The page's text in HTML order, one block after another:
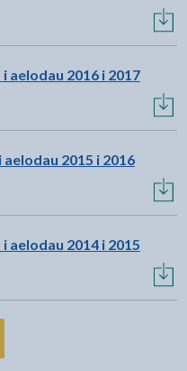
aelodau 2016 i 2017
2015 i 2016
aelodau 2014 i 2015